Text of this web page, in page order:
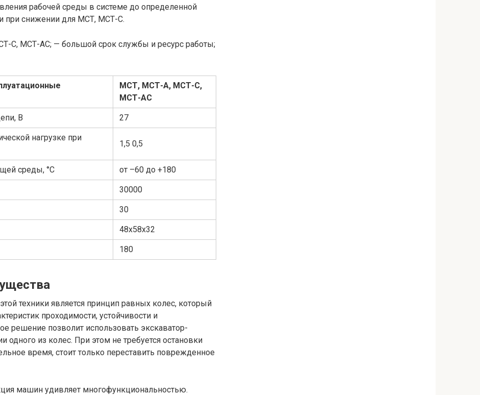
рабочей среды в системе до определенной
при снижении для МСТ, МСТ-С.
С, МСТ-АС; — большой срок службы и ресурс работы;
МСТ, МСТ-А, МСТ-С,
МСТ-АС
В 27
нагрузке при
1,5 0,5
среды, °С от –60 до +180
30000
30
48x58x32
180
техники является принцип равных колес, который
проходимости, устойчивости и
решение позволит использовать экскаватор-
одного из колес. При этом не требуется остановки
время, стоит только переставить поврежденное
машин удивляет многофункциональностью.